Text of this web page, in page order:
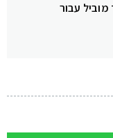
עבור